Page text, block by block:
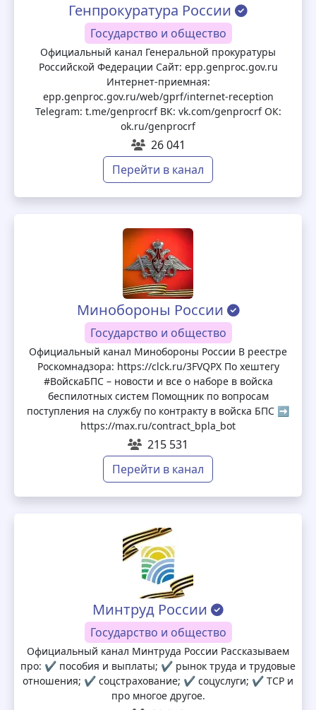
Генпрокуратура России
Государство и общество
Официальный канал Генеральной прокуратуры
Российской Федерации Сайт: epp.genproc.gov.ru
Интернет-приемная:
epp.genproc.gov.ru/web/gprf/internet-reception
Telegram: t.me/genprocrf ВК: vk.com/genprocrf ОК:
ok.ru/genprocrf
26 041
Перейти в канал
Минобороны России
Государство и общество
Официальный канал Минобороны России В реестре
Роскомнадзора: https://clck.ru/3FVQPX По хештегу
#ВойскаБПС – новости и все о наборе в войска
беспилотных систем Помощник по вопросам
поступления на службу по контракту в войска БПС ➡️
https://max.ru/contract_bpla_bot
215 531
Перейти в канал
Минтруд России
Государство и общество
Официальный канал Минтруда России Рассказываем
про: ✔️ пособия и выплаты; ✔️ рынок труда и трудовые
отношения; ✔️ соцстрахование; ✔️ соцуслуги; ✔️ ТСР и
про многое другое.